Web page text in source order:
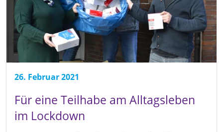
26. Februar 2021
Für eine Teilhabe am Alltagsleben
im Lockdown